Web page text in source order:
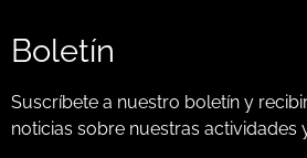
Boletín
Suscríbete a nuestro boletín y
noticias sobre nuestras actividades